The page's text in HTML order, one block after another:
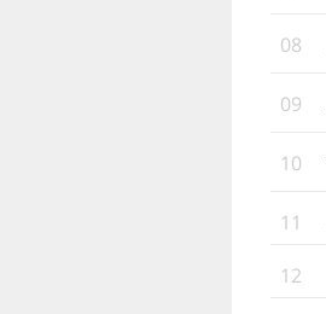
08
09
10
11
12